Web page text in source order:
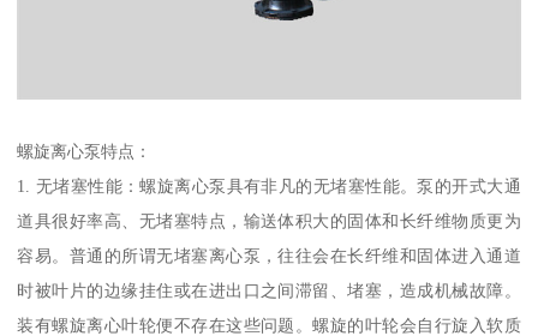
螺旋离心泵特点：
1. 无堵塞性能：螺旋离心泵具有非凡的无堵塞性能。泵的开式大通
道具很好率高、无堵塞特点，输送体积大的固体和长纤维物质更为
容易。普通的所谓无堵塞离心泵，往往会在长纤维和固体进入通道
时被叶片的边缘挂住或在进出口之间滞留、堵塞，造成机械故障。
装有螺旋离心叶轮便不存在这些问题。螺旋的叶轮会自行旋入软质